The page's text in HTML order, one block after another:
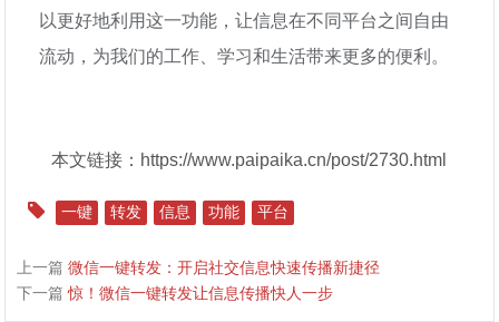
以更好地利用这一功能，让信息在不同平台之间自由
流动，为我们的工作、学习和生活带来更多的便利。
本文链接：https://www.paipaika.cn/post/2730.html
一键 转发 信息 功能 平台
上一篇微信一键转发：开启社交信息快速传播新捷径
下一篇惊！微信一键转发让信息传播快人一步